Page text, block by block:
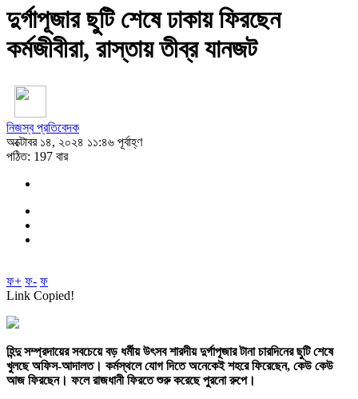
দুর্গাপূজার ছুটি শেষে ঢাকায় ফিরছেন
কর্মজীবীরা, রাস্তায় তীব্র যানজট
নিজস্ব প্রতিবেদক
অক্টোবর ১৪, ২০২৪ ১১:৪৬ পূর্বাহ্ণ
পঠিত: 197 বার
ফ+ ফ- ফ
Link Copied!
হিন্দু সম্প্রদায়ের সবচেয়ে বড় ধর্মীয় উৎসব শারদীয় দুর্গাপূজার টানা চারদিনের ছুটি শেষে
খুলছে অফিস-আদালত। কর্মস্থলে যোগ দিতে অনেকেই শহরে ফিরেছেন, কেউ কেউ
আজ ফিরছেন। ফলে রাজধানী ফিরতে শুরু করেছে পুরনো রুপে।